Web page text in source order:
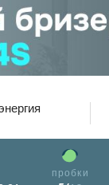
пробки